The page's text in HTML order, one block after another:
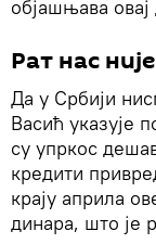
објашњава
Рат нас
Да у Србији
Васић указује
су упркос
кредити
крају априла
динара, што је